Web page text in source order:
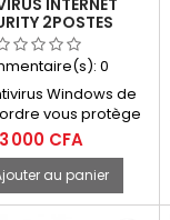
2POSTES
0
Windows de
vous protège
menaces telles que
les
et les pirates. Il
à utiliser et
000 CFA
au panier